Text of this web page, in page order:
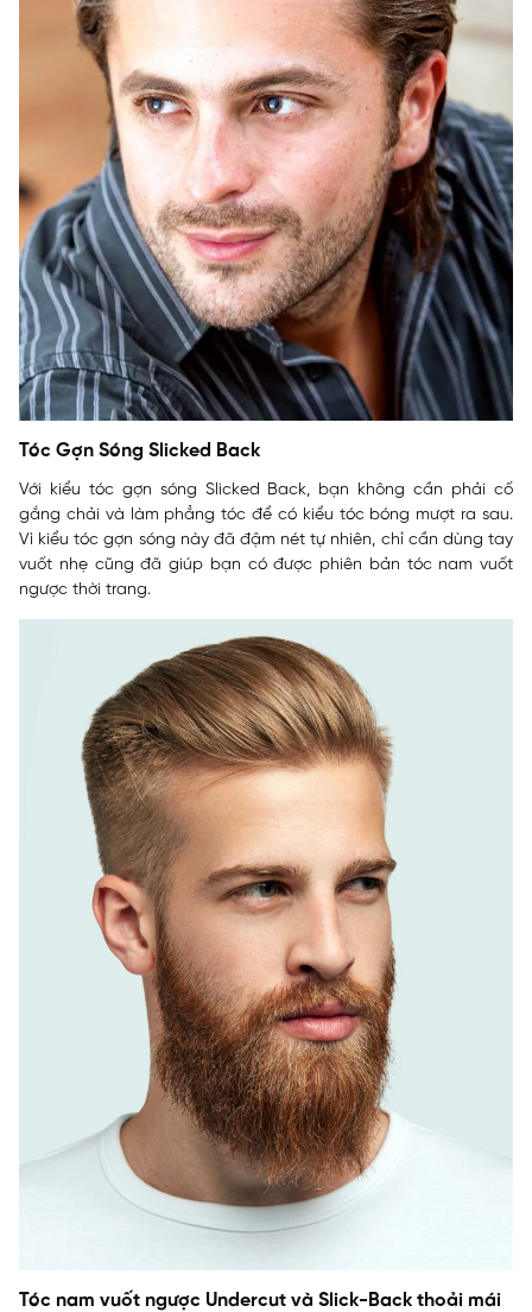
Tóc Gợn Sóng Slicked Back
Với kiểu tóc gợn sóng Slicked Back, bạn không cần phải cố
gắng chải và làm phẳng tóc để có kiểu tóc bóng mượt ra sau.
Vì kiểu tóc gợn sóng này đã đậm nét tự nhiên, chỉ cần dùng tay
vuốt nhẹ cũng đã giúp bạn có được phiên bản tóc nam vuốt
ngược thời trang.
Tóc nam vuốt ngược Undercut và Slick-Back thoải mái